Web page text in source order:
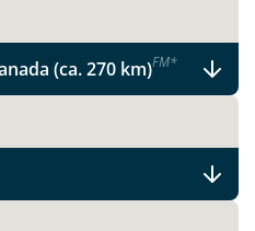
(ca. 270 km)FM*